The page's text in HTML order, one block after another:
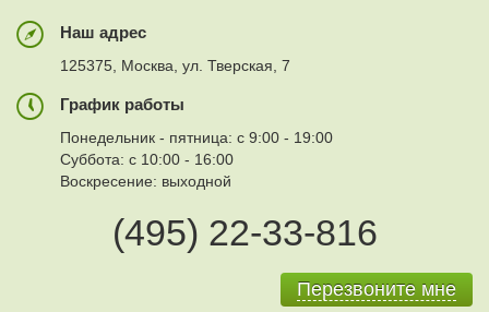
Наш адрес
125375, Москва, ул. Тверская, 7
График работы
Понедельник - пятница: с 9:00 - 19:00
Суббота: с 10:00 - 16:00
Воскресение: выходной
(495) 22-33-816
Перезвоните мне